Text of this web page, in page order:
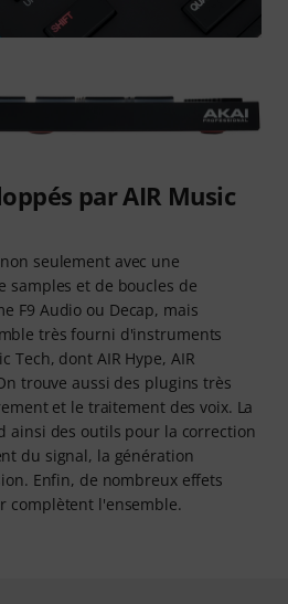
par AIR Music
seulement avec une
samples et de boucles de
F9 Audio ou Decap, mais
très fourni d'instruments
Tech, dont AIR Hype, AIR
trouve aussi des plugins très
et le traitement des voix. La
ainsi des outils pour la correction
du signal, la génération
Enfin, de nombreux effets
complètent l'ensemble.